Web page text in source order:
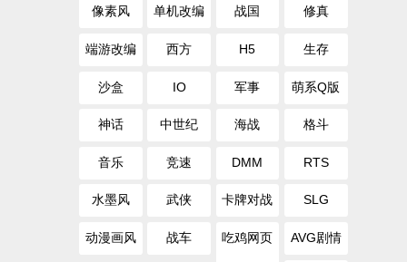
像素风 单机改编 战国 修真
端游改编 西方 H5 生存
沙盒 IO 军事 萌系Q版
神话 中世纪 海战 格斗
音乐 竞速 DMM RTS
水墨风 武侠 卡牌对战 SLG
动漫画风 战车 吃鸡网页 AVG剧情